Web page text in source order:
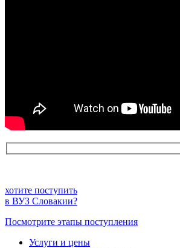
хотите поступить
в ВУЗ Словакии?
Посмотрите этапы поступления
Услуги и цены